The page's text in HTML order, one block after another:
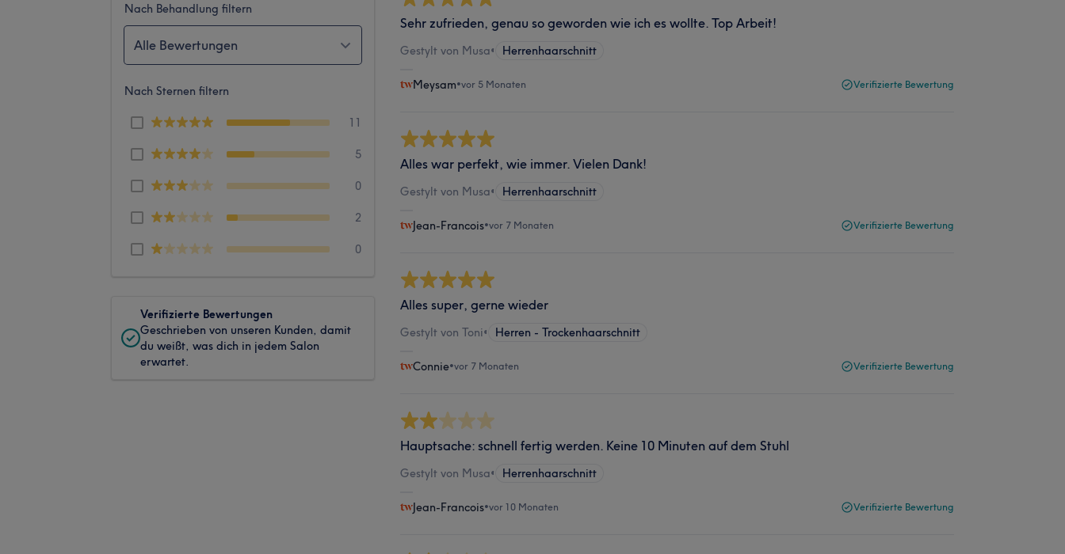
Nach Behandlung filtern
Alle Bewertungen
Nach Sternen filtern
11
5
0
2
0
Verifizierte Bewertungen
Geschrieben von unseren Kunden, damit
du weißt, was dich in jedem Salon
erwartet.
Sehr zufrieden, genau so geworden wie ich es wollte. Top Arbeit!
Gestylt von Musa• Herrenhaarschnitt
Meysam•vor 5 Monaten Verifizierte Bewertung
Alles war perfekt, wie immer. Vielen Dank!
Gestylt von Musa• Herrenhaarschnitt
Jean-Francois•vor 7 Monaten Verifizierte Bewertung
Alles super, gerne wieder
Gestylt von Toni• Herren - Trockenhaarschnitt
Connie•vor 7 Monaten Verifizierte Bewertung
Hauptsache: schnell fertig werden. Keine 10 Minuten auf dem Stuhl
Gestylt von Musa• Herrenhaarschnitt
Jean-Francois•vor 10 Monaten Verifizierte Bewertung